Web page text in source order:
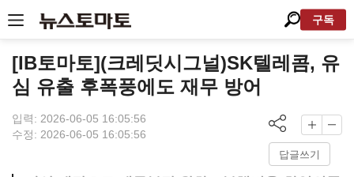
구독
[IB토마토](크레딧시그널)SK텔레콤, 유
심 유출 후폭풍에도 재무 방어
입력: 2026-06-05 16:05:56
수정: 2026-06-05 16:05:56
답글쓰기